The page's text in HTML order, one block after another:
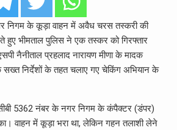
निगम के कूड़ा वाहन में अवैध चरस तस्करी की
हुए भीमताल पुलिस ने एक तस्कर को गिरफ्तार
नैनीताल प्रहलाद नारायण मीणा के मादक
सख्त निर्देशों के तहत चलाए गए चेकिंग अभियान के
5362 नंबर के नगर निगम के कंपैक्टर (डंपर)
वाहन में कूड़ा भरा था, लेकिन गहन तलाशी लेने